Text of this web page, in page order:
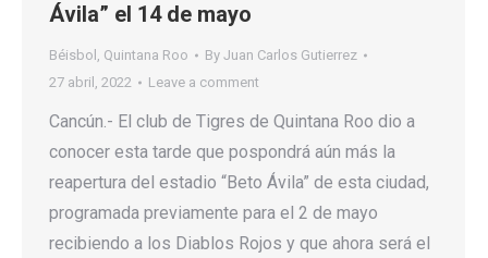
Ávila” el 14 de mayo
Béisbol , Quintana Roo By Juan Carlos Gutierrez
27 abril, 2022
Leave a comment
Cancún.- El club de Tigres de Quintana Roo dio a
conocer esta tarde que pospondrá aún más la
reapertura del estadio “Beto Ávila” de esta ciudad,
programada previamente para el 2 de mayo
recibiendo a los Diablos Rojos y que ahora será el